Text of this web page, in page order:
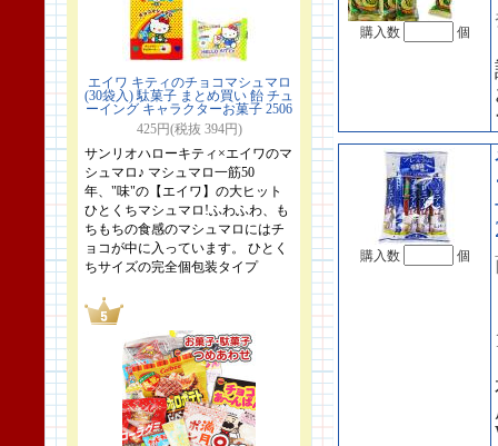
エイワ キティのチョコマシュマロ
(30袋入) 駄菓子 まとめ買い 飴 チュ
ーイング キャラクターお菓子 2506
425円(税抜 394円)
サンリオハローキティ×エイワのマ
シュマロ♪ マシュマロ一筋50
年、"味"の【エイワ】の大ヒット
ひとくちマシュマロ!ふわふわ、も
ちもちの食感のマシュマロにはチ
ョコが中に入っています。 ひとく
ちサイズの完全個包装タイプ
購入数 個
購入数 個